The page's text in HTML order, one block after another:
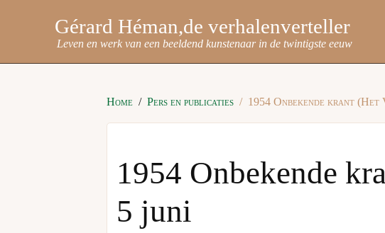
Gérard Héman
Leven en werk van een beeldend kunstenaar in de twintigste eeuw
Home Pers en publicaties 1954 Onbekende krant
1954 Onbekende
5 juni